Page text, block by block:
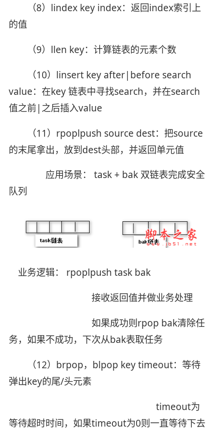
（8）lindex key index：返回index索引上
的值
（9）llen key：计算链表的元素个数
（10）linsert key after|before search
value：在key 链表中寻找search，并在search
值之前|之后插入value
（11）rpoplpush source dest：把source
的末尾拿出，放到dest头部，并返回单元值
应用场景： task + bak 双链表完成安全
队列
业务逻辑： rpoplpush task bak
接收返回值并做业务处理
如果成功则rpop bak清除任
务，如果不成功，下次从bak表取任务
（12）brpop，blpop key timeout：等待
弹出key的尾/头元素
timeout为
等待超时时间，如果timeout为0则一直等待下去